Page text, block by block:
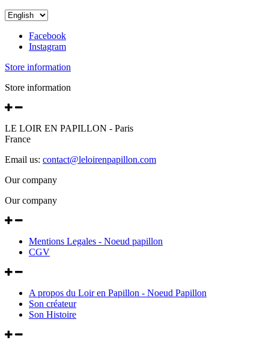
Facebook
Instagram
Store information
Store information
LE LOIR EN PAPILLON - Paris
France
Email us: contact@leloirenpapillon.com
Our company
Our company
Mentions Legales - Noeud papillon
CGV
A propos du Loir en Papillon - Noeud Papillon
Son créateur
Son Histoire